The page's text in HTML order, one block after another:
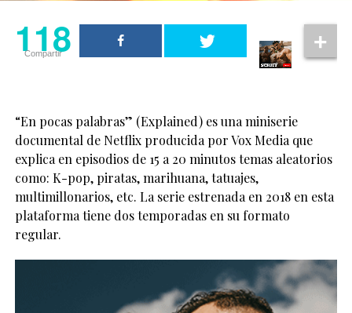
118
Compartir
“En pocas palabras” (Explained) es una miniserie
documental de Netflix producida por Vox Media que
explica en episodios de 15 a 20 minutos temas aleatorios
como: K-pop, piratas, marihuana, tatuajes,
multimillonarios, etc. La serie estrenada en 2018 en esta
plataforma tiene dos temporadas en su formato
regular.